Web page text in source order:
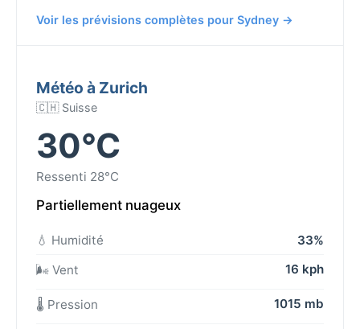
Voir les prévisions complètes pour Sydney →
Météo à Zurich
🇨🇭 Suisse
30°C
Ressenti 28°C
Partiellement nuageux
💧 Humidité
33%
🌬️ Vent
16 kph
🌡️ Pression 1015 mb